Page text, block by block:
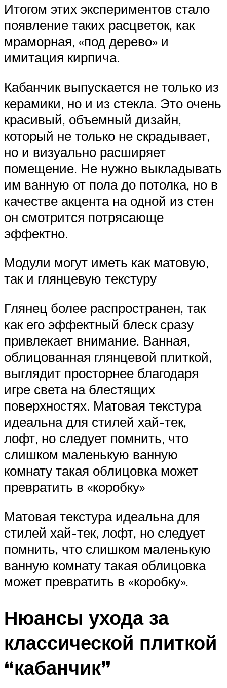
Итогом этих экспериментов стало
появление таких расцветок, как
мраморная, «под дерево» и
имитация кирпича.
Кабанчик выпускается не только из
керамики, но и из стекла. Это очень
красивый, объемный дизайн,
который не только не скрадывает,
но и визуально расширяет
помещение. Не нужно выкладывать
им ванную от пола до потолка, но в
качестве акцента на одной из стен
он смотрится потрясающе
эффектно.
Модули могут иметь как матовую,
так и глянцевую текстуру
Глянец более распространен, так
как его эффектный блеск сразу
привлекает внимание. Ванная,
облицованная глянцевой плиткой,
выглядит просторнее благодаря
игре света на блестящих
поверхностях. Матовая текстура
идеальна для стилей хай-тек,
лофт, но следует помнить, что
слишком маленькую ванную
комнату такая облицовка может
превратить в «коробку»
Матовая текстура идеальна для
стилей хай-тек, лофт, но следует
помнить, что слишком маленькую
ванную комнату такая облицовка
может превратить в «коробку».
Нюансы ухода за
классической плиткой
“кабанчик”